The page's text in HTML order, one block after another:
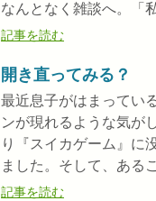
なんとなく雑談へ。「
記事を読む
開き直ってみる？
最近息子がはまってい
ンが現れるような気が
り『スイカゲーム』に
ました。そして、ある
記事を読む